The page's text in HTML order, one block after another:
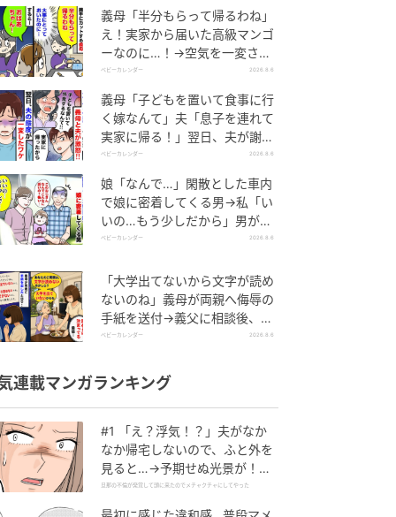
義母「半分もらって帰るわね」
え！実家から届いた高級マンゴ
ーなのに…！→空気を一変させ
た4歳娘の痛快な一言とは
ベビーカレンダー 2026.8.6
義母「子どもを置いて食事に行
く嫁なんて」夫「息子を連れて
実家に帰る！」翌日、夫が謝罪
してきたワケ
ベビーカレンダー 2026.8.6
娘「なんで…」閑散とした車内
で娘に密着してくる男→私「い
いの…もう少しだから」男が血
相を変え逃げたワケ
ベビーカレンダー 2026.8.6
「大学出てないから文字が読め
ないのね」義母が両親へ侮辱の
手紙を送付→義父に相談後、訪
れた末路とは
ベビーカレンダー 2026.8.6
連載マンガランキング
#1 「え？浮気！？」夫がなか
なか帰宅しないので、ふと外を
見ると…→予期せぬ光景が！｜
旦那の不倫が発覚して頭に来た
旦那の不倫が発覚して頭に来たのでメチャクチャにしてやった